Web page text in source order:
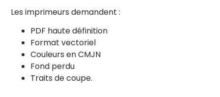
Les imprimeurs demandent :
PDF haute définition
Format vectoriel
Couleurs en CMJN
Fond perdu
Traits de coupe.